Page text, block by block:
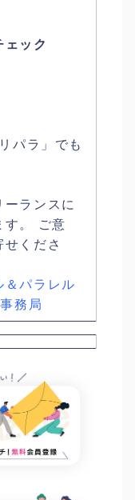
ェック
パラ」でも
ランスに
す。 ご意
せくださ
＆パラレル
務局